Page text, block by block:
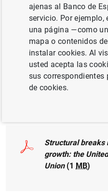
CRECIMIENTO
PRODUCTIVIDAD
MÉTODOS
UNIÓN
Structural breaks
growth: the
Union(1 MB)
ajenas al Banco de
servicio. Por ejemplo,
una página —como
mapa o contenidos
instalar cookies. Al
usted acepta las
sus
de cookies.